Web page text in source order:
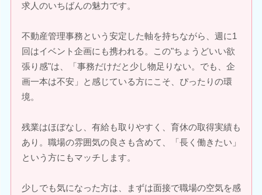
求人のいちばんの魅力です。
不動産管理事務という安定した軸を持ちながら、週に1
回はイベント企画にも携われる。この"ちょうどいい欲
張り感"は、「事務だけだと少し物足りない。でも、企
画一本は不安」と感じている方にこそ、ぴったりの環
境。
残業はほぼなし、有給も取りやすく、育休の取得実績も
あり。職場の雰囲気の良さも含めて、「長く働きたい」
という方にもマッチします。
少しでも気になった方は、まずは面接で職場の空気を感